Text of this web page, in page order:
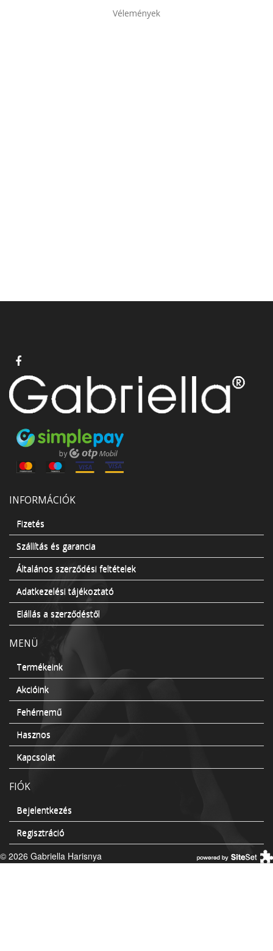
Vélemények
INFORMÁCIÓK
Fizetés
Szállítás és garancia
Általános szerződési feltételek
Adatkezelési tájékoztató
Elállás a szerződéstől
MENÜ
Termékeink
Akcióink
Fehérnemű
Hasznos
Kapcsolat
FIÓK
Bejelentkezés
Regisztráció
© 2026 Gabriella Harisnya